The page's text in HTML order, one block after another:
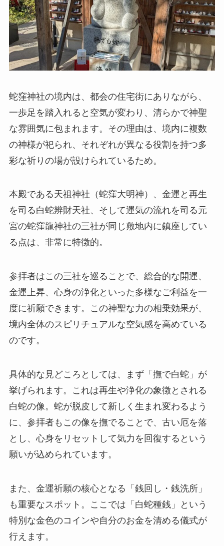
蛇窪神社の境内は、都会の住宅街にありながら、
一歩足を踏入れると空気が変わり、清らかで神聖
な雰囲気に包まれます。その理由は、境内に複数
の神様が祀られ、それぞれが異なる役割を持つ多
彩な祈りの場が設けられているため。
本殿である天祖神社（蛇窪大明神）、金運と再生
を司る白蛇辨財天社、そして運気の流れを司る元
宮の蛇窪龍神社の三社が同じ敷地内に鎮座してい
る点は、非常に特徴的。
参拝者はこの三社を巡ることで、総合的な開運、
金運上昇、心身の浄化といった多様なご利益を一
度に祈願できます。この神聖な力の相乗効果が、
境内全体のスピリチュアルな空気感を高めている
のです。
具体的な見どころとしては、まず「撫で白蛇」が
挙げられます。これは再生や浄化の象徴とされる
白蛇の像。蛇が脱皮して新しく生まれ変わるよう
に、参拝者もこの像を撫でることで、古い厄を落
とし、心身をリセットして気力を回復するという
願いが込められています。
また、金運祈願の核心となる「銭回し・銭洗所」
も重要なスポット。ここでは「白蛇種銭」という
特別な金色のコインや自分のお金を清める儀式が
行えます。